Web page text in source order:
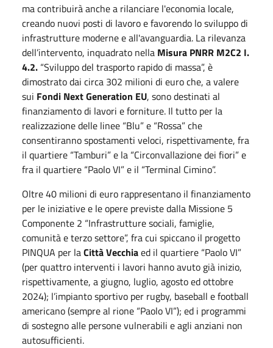
ma contribuirà anche a rilanciare l'economia locale,
creando nuovi posti di lavoro e favorendo lo sviluppo di
infrastrutture moderne e all'avanguardia. La rilevanza
dell’intervento, inquadrato nella Misura PNRR M2C2 I.
4.2. “Sviluppo del trasporto rapido di massa”, è
dimostrato dai circa 302 milioni di euro che, a valere
sui Fondi Next Generation EU, sono destinati al
finanziamento di lavori e forniture. Il tutto per la
realizzazione delle linee “Blu” e “Rossa” che
consentiranno spostamenti veloci, rispettivamente, fra
il quartiere “Tamburi” e la “Circonvallazione dei fiori” e
fra il quartiere “Paolo VI” e il “Terminal Cimino”.
Oltre 40 milioni di euro rappresentano il finanziamento
per le iniziative e le opere previste dalla Missione 5
Componente 2 “Infrastrutture sociali, famiglie,
comunità e terzo settore”, fra cui spiccano il progetto
PINQUA per laCittà Vecchiaed il quartiere “Paolo VI”
(per quattro interventi i lavori hanno avuto già inizio,
rispettivamente, a giugno, luglio, agosto ed ottobre
2024); l’impianto sportivo per rugby, baseball e football
americano (sempre al rione “Paolo VI”); ed i programmi
di sostegno alle persone vulnerabili e agli anziani non
autosufficienti.